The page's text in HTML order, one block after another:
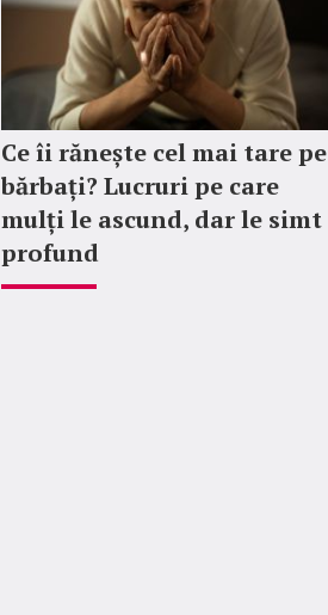
Ce îi rănește cel mai tare pe
bărbați? Lucruri pe care
mulți le ascund, dar le simt
profund